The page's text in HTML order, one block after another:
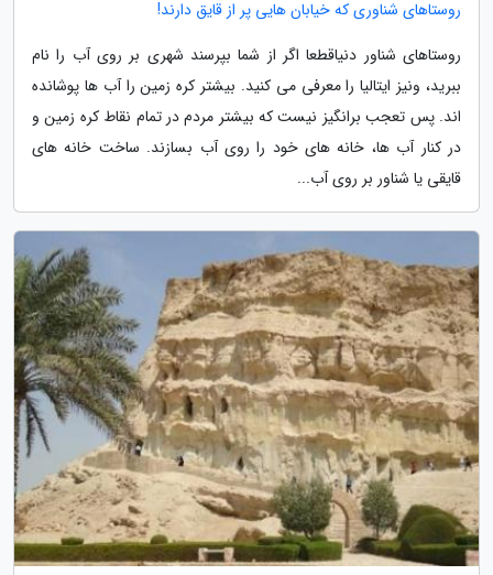
روستاهای شناوری که خیابان هایی پر از قایق دارند!
روستاهای شناور دنیاقطعا اگر از شما بپرسند شهری بر روی آب را نام
ببرید، ونیز ایتالیا را معرفی می کنید. بیشتر کره زمین را آب ها پوشانده
اند. پس تعجب برانگیز نیست که بیشتر مردم در تمام نقاط کره زمین و
در کنار آب ها، خانه های خود را روی آب بسازند. ساخت خانه های
قایقی یا شناور بر روی آب...